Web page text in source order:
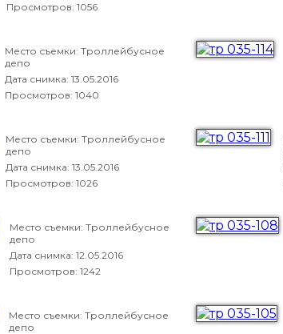
Просмотров: 1056
Место съемки: Троллейбусное
депо
Дата снимка:13.05.2016
Просмотров: 1040
Место съемки: Троллейбусное
депо
Дата снимка:13.05.2016
Просмотров: 1026
Место съемки: Троллейбусное
депо
Дата снимка:12.05.2016
Просмотров: 1242
Место съемки: Троллейбусное
депо